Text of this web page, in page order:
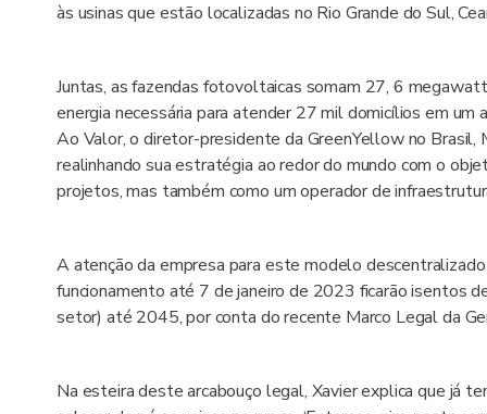
às usinas que estão localizadas no Rio Grande do Sul,
Juntas, as fazendas fotovoltaicas somam 27, 6
energia necessária para atender 27 mil domicílios em um
Ao Valor, o diretor-presidente da GreenYellow no
realinhando sua estratégia ao redor do mundo com o
projetos, mas também como um operador de
A atenção da empresa para este modelo
funcionamento até 7 de janeiro de 2023 ficarão isentos
setor) até 2045, por conta do recente Marco Legal da
Na esteira deste arcabouço legal, Xavier explica que já